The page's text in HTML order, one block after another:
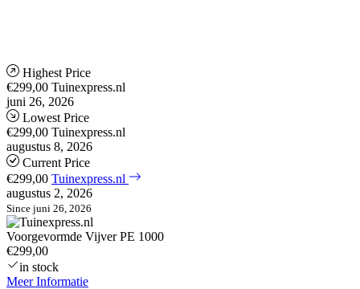
Highest Price
€299,00 Tuinexpress.nl
juni 26, 2026
Lowest Price
€299,00 Tuinexpress.nl
augustus 8, 2026
Current Price
€299,00 Tuinexpress.nl
augustus 2, 2026
Since juni 26, 2026
Voorgevormde Vijver PE 1000
€299,00
in stock
Meer Informatie